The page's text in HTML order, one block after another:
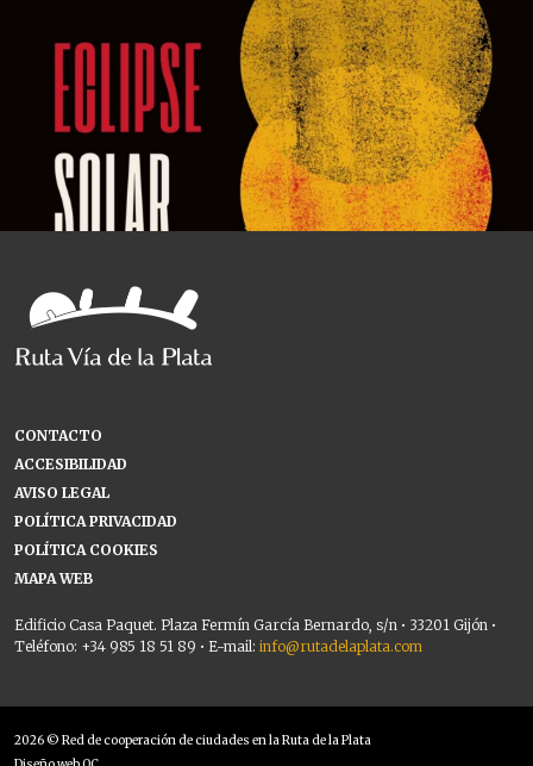
CONTACTO
ACCESIBILIDAD
AVISO LEGAL
POLÍTICA PRIVACIDAD
POLÍTICA COOKIES
MAPA WEB
Edificio Casa Paquet. Plaza Fermín García Bernardo, s/n • 33201 Gijón •
Teléfono: +34 985 18 51 89 • E-mail: info@rutadelaplata.com
2026 © Red de cooperación de ciudades en la Ruta de la Plata